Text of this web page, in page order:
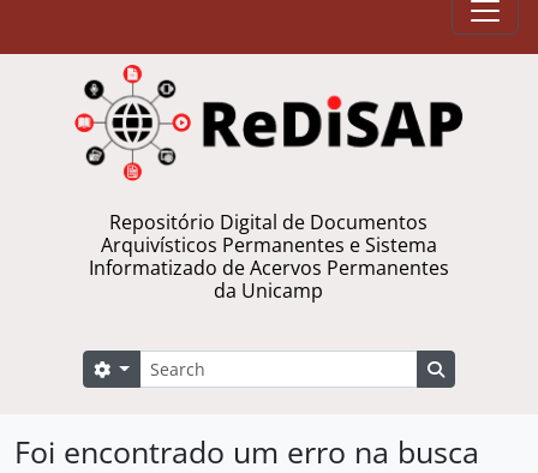
Repositório Digital de Documentos
Arquivísticos Permanentes e Sistema
Informatizado de Acervos Permanentes
da Unicamp
Buscar
Opções de busca
Foi encontrado um erro na busca